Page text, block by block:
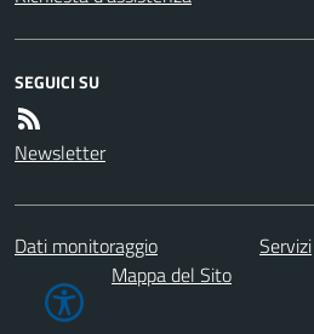
SEGUICI SU
Newsletter
Dati monitoraggio Servizi
Mappa del Sito